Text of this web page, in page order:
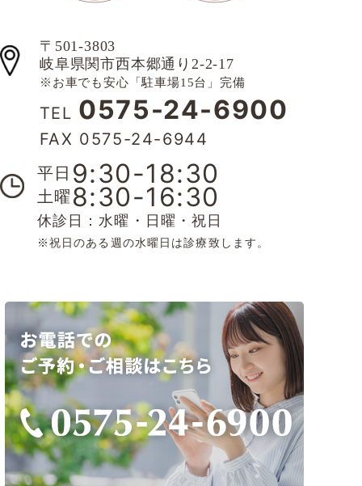
〒501-3803
岐阜県関市西本郷通り2-2-17
※お車でも安心「駐車場15台」完備
TEL 0575-24-6900
FAX 0575-24-6944
平日 9:30-18:30
土曜 8:30-16:30
休診日：水曜・日曜・祝日
※祝日のある週の水曜日は診療致します。